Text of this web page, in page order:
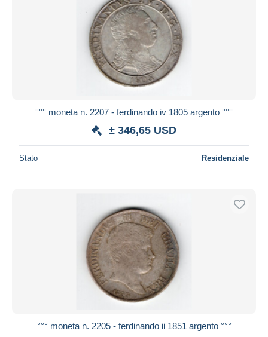
°°° moneta n. 2207 - ferdinando iv 1805 argento °°°
± 346,65 USD
Stato Residenziale
°°° moneta n. 2205 - ferdinando ii 1851 argento °°°